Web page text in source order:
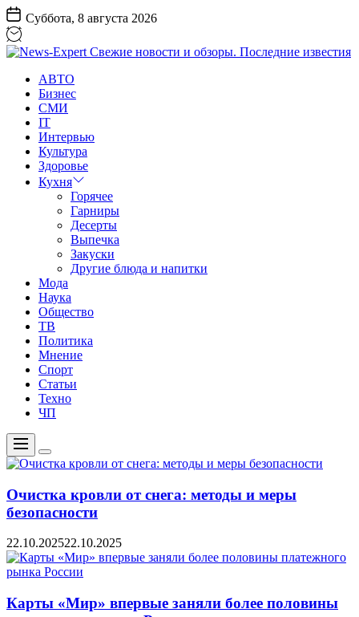
Перейти
к
содержанию
Суббота, 8 августа 2026
Expert
Свежие
новости
обзоры.
Последние
известия
АВТО
Бизнес
СМИ
IT
Интервью
Культура
Здоровье
Кухня
Горячее
Гарниры
Десерты
Выпечка
Закуски
Другие блюда и напитки
Мода
Наука
Общество
ТВ
Политика
Мнение
Спорт
Статьи
Техно
ЧП
Меню
Цвет
переключателя
Очистка кровли от снега: методы и меры
безопасности
22.10.202522.10.2025
Карты «Мир» впервые заняли более половины